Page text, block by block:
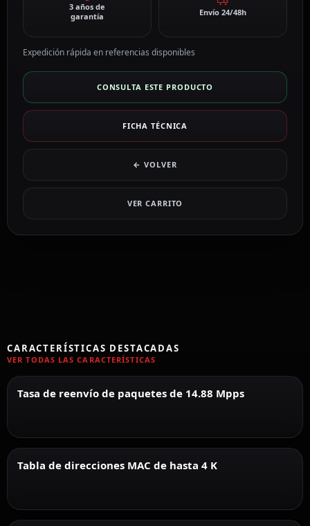
3 años de
garantía
Envío 24/48h
Expedición rápida en referencias disponibles
CONSULTA ESTE PRODUCTO
FICHA TÉCNICA
← VOLVER
VER CARRITO
CARACTERÍSTICAS DESTACADAS
VER TODAS LAS CARACTERÍSTICAS
Tasa de reenvío de paquetes de 14.88 Mpps
Tabla de direcciones MAC de hasta 4 K